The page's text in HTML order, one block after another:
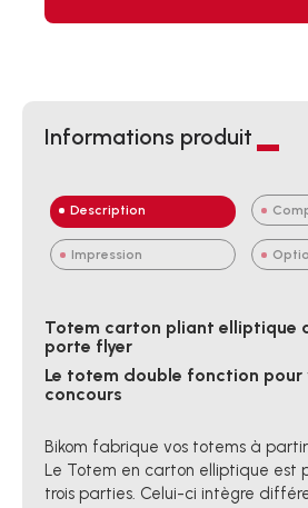
Informations produit
Description
Impression
Totem carton pliant elliptique
porte flyer
Le totem double fonction pour
concours
Bikom fabrique vos totems à
Le Totem en carton elliptique est
trois parties. Celui-ci intègre